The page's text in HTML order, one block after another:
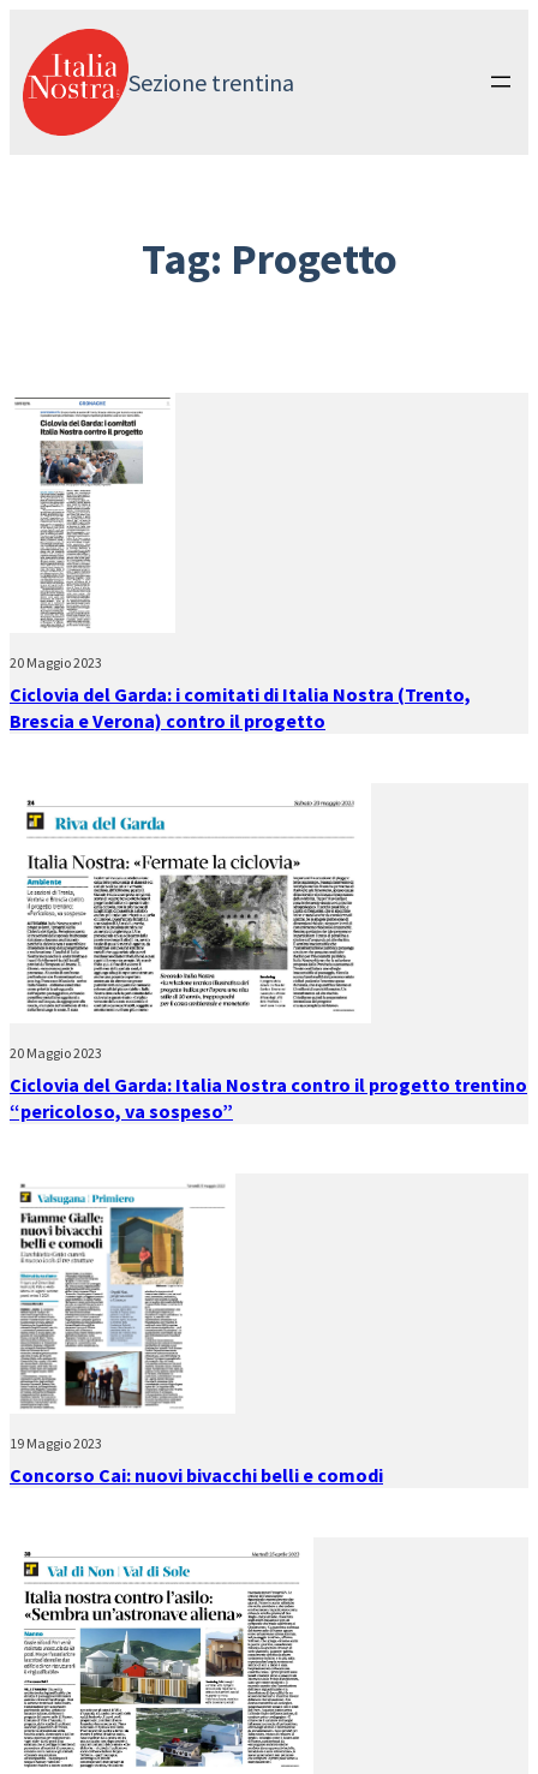
contenuto
Sezione trentina
Tag: Progetto
20 Maggio 2023
Ciclovia del Garda: i comitati di Italia Nostra (Trento,
Brescia e Verona) contro il progetto
20 Maggio 2023
Ciclovia del Garda: Italia Nostra contro il progetto trentino
“pericoloso, va sospeso”
19 Maggio 2023
Concorso Cai: nuovi bivacchi belli e comodi